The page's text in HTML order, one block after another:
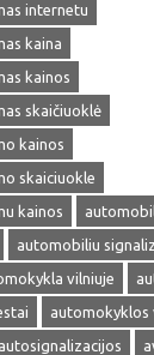
internetu
kaina
kainos
skaičiuoklė
kainos
skaiciuokle
kainos
automobiliu
vilniuje
automokyklos
autosignalizacijos